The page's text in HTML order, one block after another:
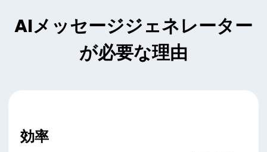
AIメッセージジェネレーター
が必要な理由
効率